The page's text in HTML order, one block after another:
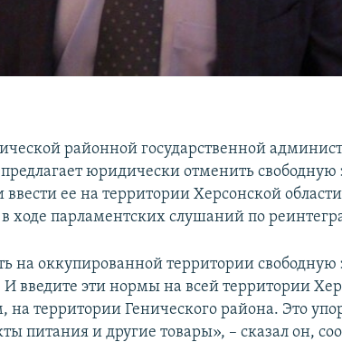
районной государственной
юридически отменить
ее на территории Херсонской
в ходе парламентских слушаний по
на оккупированной территории
И введите эти нормы на всей территории
территории Генического района. Это
питания и другие товары», – сказал он,